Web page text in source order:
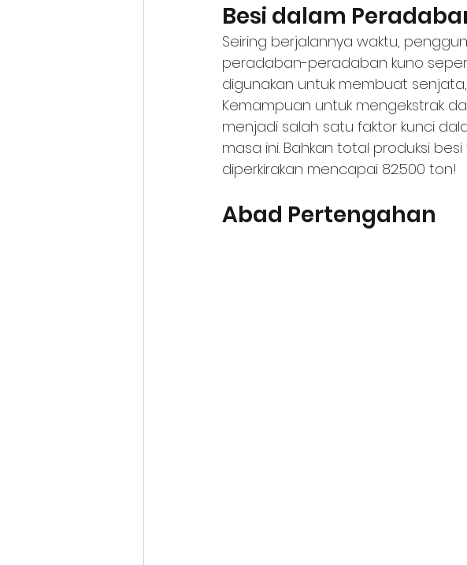
Besi dalam
Seiring berjalannya waktu,
peradaban-peradaban kuno
digunakan untuk membuat
Kemampuan untuk mengekstrak
menjadi salah satu faktor kunci
masa ini. Bahkan total produksi
diperkirakan mencapai 82.500 ton!
Abad Pertengahan